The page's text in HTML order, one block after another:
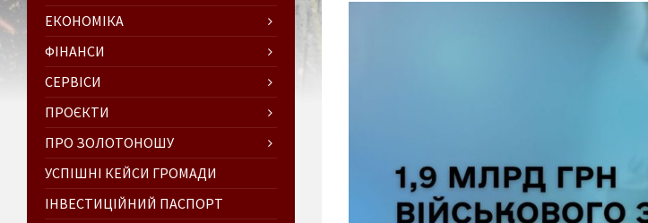
ЕКОНОМІКА
ФІНАНСИ
СЕРВІСИ
ПРОЄКТИ
ПРО ЗОЛОТОНОШУ
УСПІШНІ КЕЙСИ ГРОМАДИ
ІНВЕСТИЦІЙНИЙ ПАСПОРТ